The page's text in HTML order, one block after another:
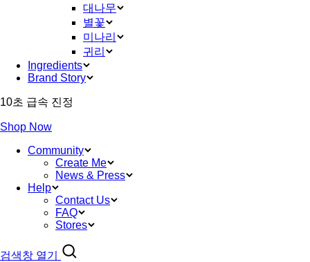
대나무
별꽃
미나리
귀리
Ingredients
Brand Story
10초 급속 진정
Shop Now
Community
Create Me
News & Press
Help
Contact Us
FAQ
Stores
검색창 열기